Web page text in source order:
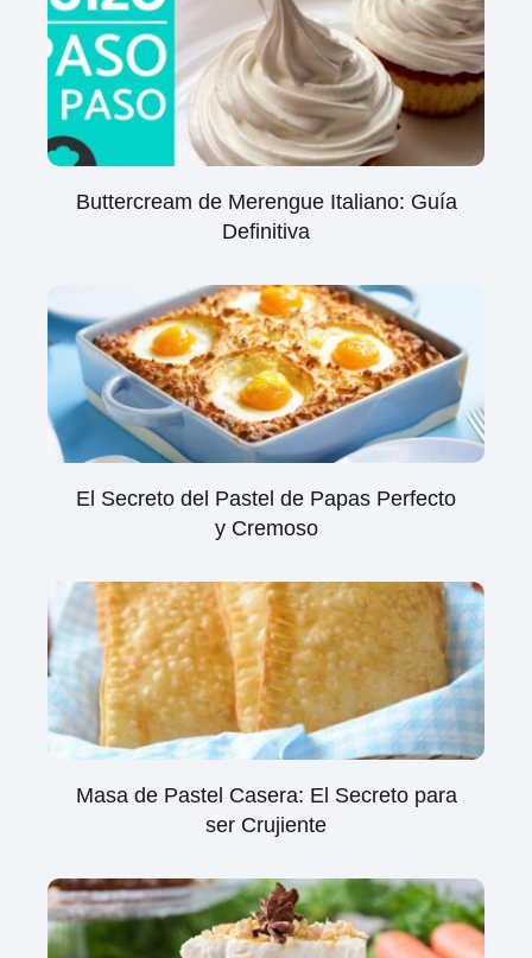
Buttercream de Merengue Italiano: Guía
Definitiva
El Secreto del Pastel de Papas Perfecto
y Cremoso
Masa de Pastel Casera: El Secreto para
ser Crujiente